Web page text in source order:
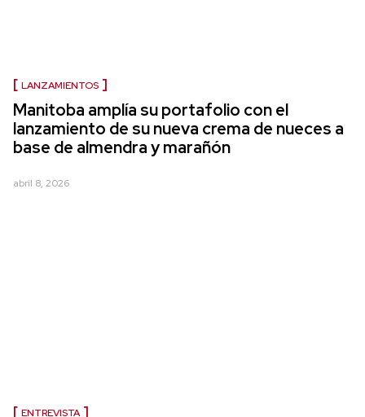
LANZAMIENTOS
Manitoba amplía su portafolio con el
lanzamiento de su nueva crema de nueces a
base de almendra y marañón
abril 8, 2026
ENTREVISTA